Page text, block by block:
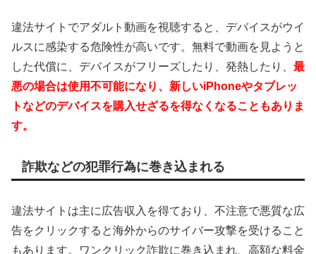
違法サイトでアダルト動画を視聴すると、デバイスがウイ
ルスに感染する危険性が高いです。無料で動画を見ようと
した代償に、デバイスがフリーズしたり、発熱したり、 最
悪の場合は使用不可能になり、新しいiPhoneやタブレッ
トなどのデバイスを購入せざるを得なくなることもありま
す。
詐欺などの犯罪行為に巻き込まれる
違法サイトは主に広告収入を得ており、不注意で悪質な広
告をクリックすると海外からのサイバー攻撃を受けること
もあります。ワンクリック詐欺に巻き込まれ、高額な料金